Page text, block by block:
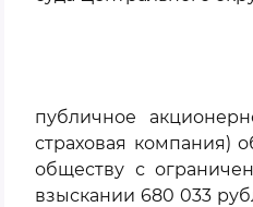
публичное
страховая компания)
обществу с
взыскании 680 033